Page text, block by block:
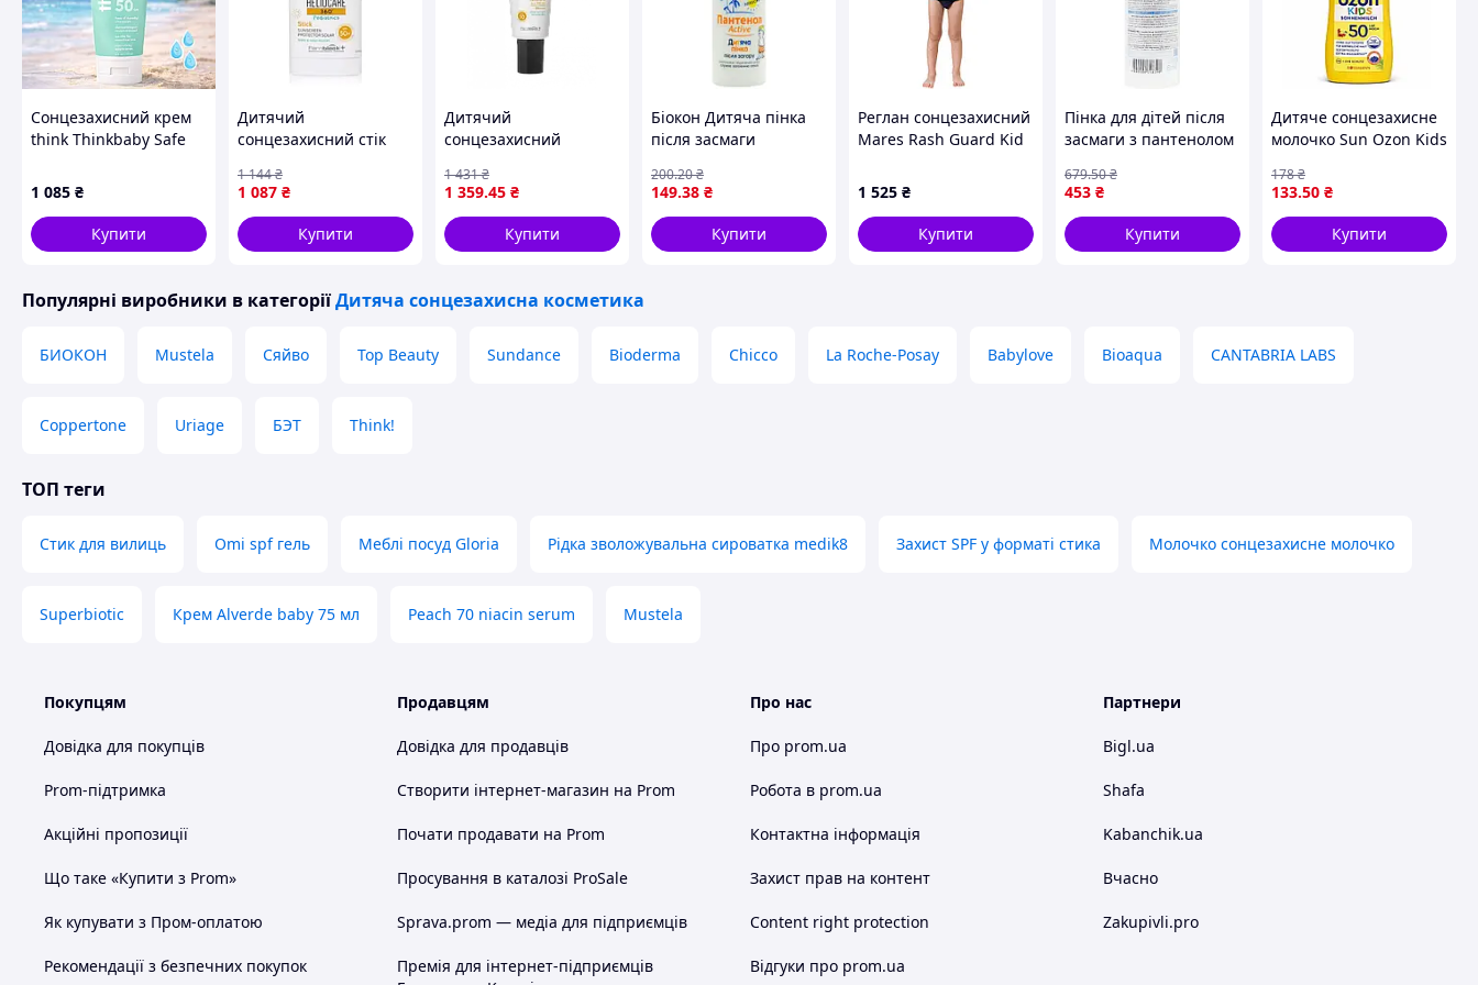
Флакон з розпилювачем 200 мл.
Схожі товари за характеристиками
Сонцезахисний крем
think Thinkbaby Safe
оксидом цинку 177 мл
1 085 ₴
Купити
Дитячий
сонцезахисний стік
Pediatrics Pediatrics
Stick SPF50+, 25 г
1 087 ₴
1 144₴
Купити
Дитячий
сонцезахисний
LABS SPF 50 HELIOCARE
360º Pediatrics Lotion
Sunscreen 200 мл
1 359.45 ₴
1 431₴
Купити
Біокон Дитяча пінка
після засмаги
150мл
149.38 ₴
200.20₴
Купити
Реглан сонцезахисний
Mares Rash Guard Kid
зелений)
1 525 ₴
Купити
Пінка для дітей після
засмаги з пантенолом
зволоження і
відновлення шкіри
FLAME
453 ₴
679.50₴
Купити
Дитяче сонцезахисне
молочко Sun Ozon Kids
мл
133.50 ₴
178₴
Купити
Популярні виробники в категоріїДитяча сонцезахисна косметика
БИОКОН Mustela Сяйво Top Beauty Sundance Bioderma Chicco La Roche-Posay Babylove Bioaqua CANTABRIA LABS
Coppertone Uriage БЭТ Think!
ТОП теги
Стик для вилиць Omi spf гель Меблі посуд Gloria Рідка зволожувальна сироватка medik8 Захист SPF у форматі стика Молочко сонцезахисне молочко
Superbiotic Крем Alverde baby 75 мл Peach 70 niacin serum Mustela
Покупцям
Довідка для покупців
Prom-підтримка
Акційні пропозиції
Що таке «Купити з Prom»
Як купувати з Пром-оплатою
Рекомендації з безпечних покупок
Продавцям
Довідка для продавців
Створити інтернет-магазин на Prom
Почати продавати на Prom
Просування в каталозі ProSale
Sprava.prom — медіа для підприємців
Премія для інтернет-підприємців
Про нас
Про prom.ua
Робота в prom.ua
Контактна інформація
Захист прав на контент
Content right protection
Відгуки про prom.ua
Партнери
Bigl.ua
Shafa
Kabanchik.ua
Вчасно
Zakupivli.pro